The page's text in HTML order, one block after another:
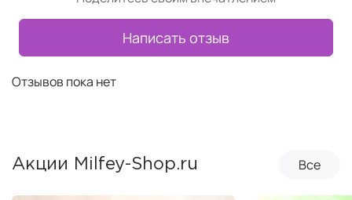
Написать отзыв
Отзывов пока нет
Акции Milfey-Shop.ru Все